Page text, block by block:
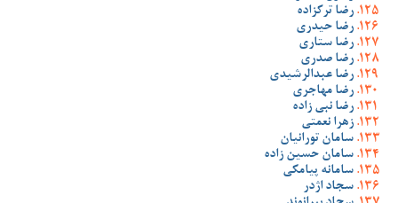
رضا ترکزاده
رضا حیدری
رضا ستاری
رضا صدری
رضا عبدالرشیدی
رضا مهاجری
رضا نبی زاده
زهرا نعمتی
سامان تورانیان
سامان حسین زاده
سامانه پیامکی
سجاد اژدر